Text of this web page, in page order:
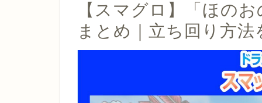
【スマグロ】「ほの
まとめ｜立ち回り方